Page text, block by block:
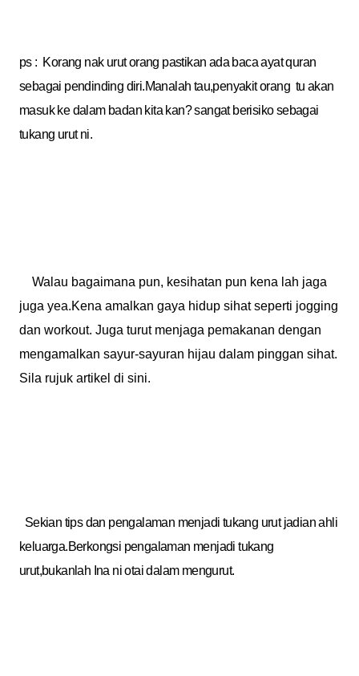
ps : Korang nak urut orang pastikan ada baca ayat quran
sebagai pendinding diri.Manalah tau,penyakit orang tu akan
masuk ke dalam badan kita kan? sangat berisiko sebagai
tukang urut ni.
Walau bagaimana pun, kesihatan pun kena lah jaga
juga yea.Kena amalkan gaya hidup sihat seperti jogging
dan workout. Juga turut menjaga pemakanan dengan
mengamalkan sayur-sayuran hijau dalam pinggan sihat.
Sila rujuk artikel di sini.
Sekian tips dan pengalaman menjadi tukang urut jadian ahli
keluarga.Berkongsi pengalaman menjadi tukang
urut,bukanlah Ina ni otai dalam mengurut.